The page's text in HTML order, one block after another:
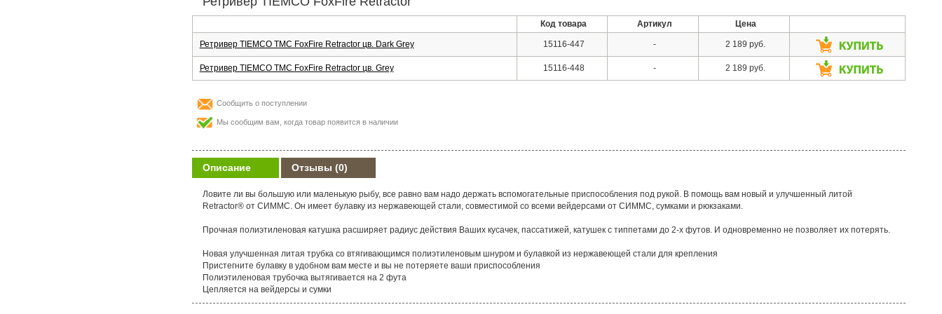
Код товара Артикул Цена
Ретривер TIEMCO TMC FoxFire Retractor цв. Dark Grey 15116-447 - 2 189 руб.
Ретривер TIEMCO TMC FoxFire Retractor цв. Grey 15116-448 - 2 189 руб.
Сообщить о поступлении
Мы сообщим вам, когда товар появится в наличии
Описание Отзывы (0)
Ловите ли вы большую или маленькую рыбу, все равно вам надо держать вспомогательные приспособления под рукой. В помощь вам новый и улучшенный литой
Retractor® от СИММС. Он имеет булавку из нержавеющей стали, совместимой со всеми вейдерсами от СИММС, сумками и рюкзаками.
Прочная полиэтиленовая катушка расширяет радиус действия Ваших кусачек, пассатижей, катушек с типпетами до 2-х футов. И одновременно не позволяет их потерять.
Новая улучшенная литая трубка со втягивающимся полиэтиленовым шнуром и булавкой из нержавеющей стали для крепления
Пристегните булавку в удобном вам месте и вы не потеряете ваши приспособления
Полиэтиленовая трубочка вытягивается на 2 фута
Цепляется на вейдерсы и сумки